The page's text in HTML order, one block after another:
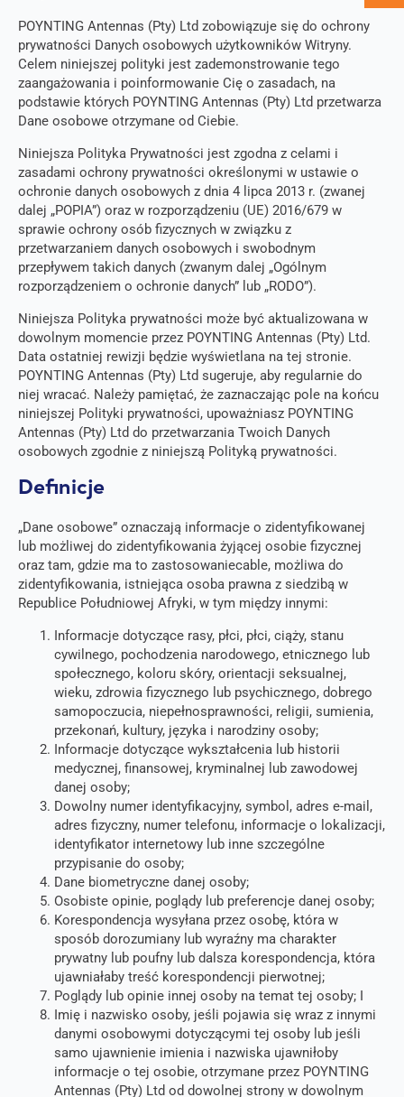
POYNTING Antennas (Pty) Ltd zobowiązuje się do ochrony
prywatności Danych osobowych użytkowników Witryny.
Celem niniejszej polityki jest zademonstrowanie tego
zaangażowania i poinformowanie Cię o zasadach, na
podstawie których POYNTING Antennas (Pty) Ltd przetwarza
Dane osobowe otrzymane od Ciebie.
Niniejsza Polityka Prywatności jest zgodna z celami i
zasadami ochrony prywatności określonymi w ustawie o
ochronie danych osobowych z dnia 4 lipca 2013 r. (zwanej
dalej „POPIA”) oraz w rozporządzeniu (UE) 2016/679 w
sprawie ochrony osób fizycznych w związku z
przetwarzaniem danych osobowych i swobodnym
przepływem takich danych (zwanym dalej „Ogólnym
rozporządzeniem o ochronie danych” lub „RODO”).
Niniejsza Polityka prywatności może być aktualizowana w
dowolnym momencie przez POYNTING Antennas (Pty) Ltd.
Data ostatniej rewizji będzie wyświetlana na tej stronie.
POYNTING Antennas (Pty) Ltd sugeruje, aby regularnie do
niej wracać. Należy pamiętać, że zaznaczając pole na końcu
niniejszej Polityki prywatności, upoważniasz POYNTING
Antennas (Pty) Ltd do przetwarzania Twoich Danych
osobowych zgodnie z niniejszą Polityką prywatności.
Definicje
„Dane osobowe” oznaczają informacje o zidentyfikowanej
lub możliwej do zidentyfikowania żyjącej osobie fizycznej
oraz tam, gdzie ma to zastosowaniecable, możliwa do
zidentyfikowania, istniejąca osoba prawna z siedzibą w
Republice Południowej Afryki, w tym między innymi:
Informacje dotyczące rasy, płci, płci, ciąży, stanu
cywilnego, pochodzenia narodowego, etnicznego lub
społecznego, koloru skóry, orientacji seksualnej,
wieku, zdrowia fizycznego lub psychicznego, dobrego
samopoczucia, niepełnosprawności, religii, sumienia,
przekonań, kultury, języka i narodziny osoby;
Informacje dotyczące wykształcenia lub historii
medycznej, finansowej, kryminalnej lub zawodowej
danej osoby;
Dowolny numer identyfikacyjny, symbol, adres e-mail,
adres fizyczny, numer telefonu, informacje o lokalizacji,
identyfikator internetowy lub inne szczególne
przypisanie do osoby;
Dane biometryczne danej osoby;
Osobiste opinie, poglądy lub preferencje danej osoby;
Korespondencja wysyłana przez osobę, która w
sposób dorozumiany lub wyraźny ma charakter
prywatny lub poufny lub dalsza korespondencja, która
ujawniałaby treść korespondencji pierwotnej;
Poglądy lub opinie innej osoby na temat tej osoby; I
Imię i nazwisko osoby, jeśli pojawia się wraz z innymi
danymi osobowymi dotyczącymi tej osoby lub jeśli
samo ujawnienie imienia i nazwiska ujawniłoby
informacje o tej osobie, otrzymane przez POYNTING
Antennas (Pty) Ltd od dowolnej strony w dowolnym